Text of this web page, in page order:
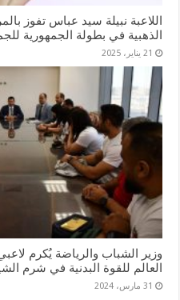
اللاعبة نبيلة سيد عباس تفوز
الذهبية في بطولة الجمهورية
21 يناير، 2025
وزير الشباب والرياضة يُكرم
العالم للقوة البدنية في شرم
31 مارس، 2024